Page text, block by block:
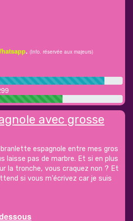
. (Info. réservée aux majeurs)
avec grosse
branlette espagnole entre mes gros
laisse pas de marbre. Et si en plus
la tronche, vous craquez non ? Et
si vous m'écrivez car je suis